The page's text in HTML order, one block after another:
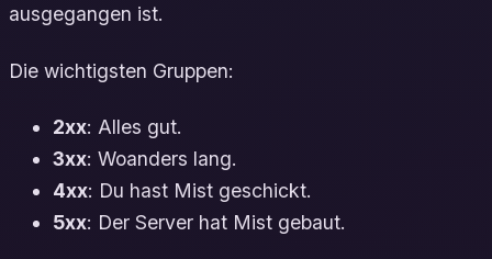
ausgegangen ist.
Die wichtigsten Gruppen:
2xx: Alles gut.
3xx: Woanders lang.
4xx: Du hast Mist geschickt.
5xx: Der Server hat Mist gebaut.